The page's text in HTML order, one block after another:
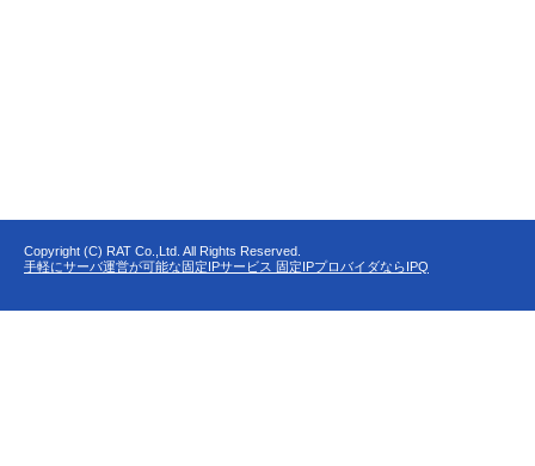
Copyright (C) RAT Co.,Ltd. All Rights Reserved.
手軽にサーバ運営が可能な固定IPサービス 固定IPプロバイダならIPQ